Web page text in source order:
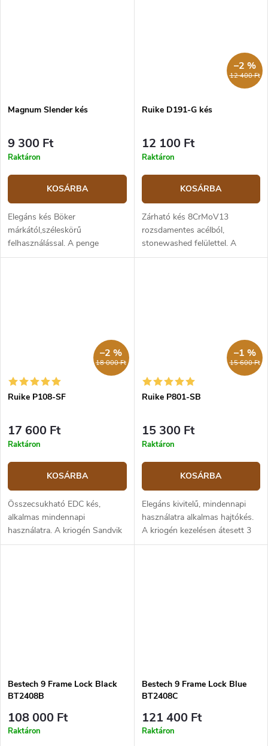
Magnum Slender kés
9 300 Ft
Raktáron
KOSÁRBA
Elegáns kés Böker
márkától,széleskörű
felhasználással. A penge
hossza 8,8 cm, perforált
12 400 Ft
–2 %
Ruike D191-G kés
12 100 Ft
Raktáron
KOSÁRBA
Zárható kés 8CrMoV13
rozsdamentes acélból,
stonewashed felülettel. A
markolat zöld színű G10
18 000 Ft
–2 %
Ruike P108-SF
17 600 Ft
Raktáron
KOSÁRBA
Összecsukható EDC kés,
alkalmas mindennapi
használatra. A kriogén Sandvik
14C28N rozsdamentes acél
15 600 Ft
–1 %
Ruike P801-SB
15 300 Ft
Raktáron
KOSÁRBA
Elegáns kivitelű, mindennapi
használatra alkalmas hajtókés.
A kriogén kezelésen átesett 3
mm vastag Sandvik 14C28N
Bestech 9 Frame Lock Black
BT2408B
108 000 Ft
Raktáron
Bestech 9 Frame Lock Blue
BT2408C
121 400 Ft
Raktáron